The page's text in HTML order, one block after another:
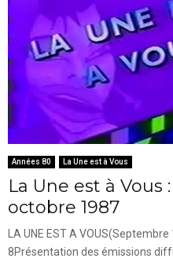
Années 80 La Une est à Vous
La Une est à Vous
octobre 1987
LA UNE EST A
8Présentation des émissions